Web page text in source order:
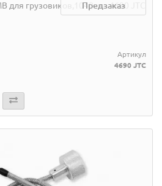
для грузовиков,1040мм. 4690 JTC
Предзаказ
Артикул
4690 JTC